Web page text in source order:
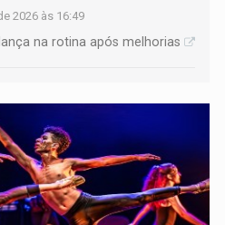
2026 às 16:49
na rotina após melhorias